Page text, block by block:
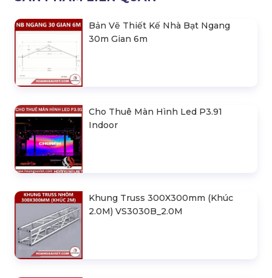
Bản Vẽ Thiết Kế Nhà Bạt Ngang
30m Gian 6m
Cho Thuê Màn Hình Led P3.91
Indoor
Khung Truss 300X300mm (Khúc
2.0M) VS3030B_2.0M